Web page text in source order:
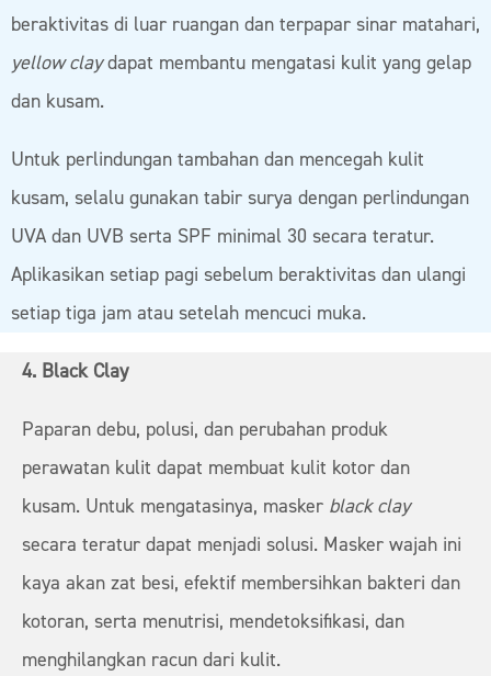
beraktivitas di luar ruangan dan terpapar sinar matahari,
yellow claydapat membantu mengatasi kulit yang gelap
dan kusam.
Untuk perlindungan tambahan dan mencegah kulit
kusam, selalu gunakan tabir surya dengan perlindungan
UVA dan UVB serta SPF minimal 30 secara teratur.
Aplikasikan setiap pagi sebelum beraktivitas dan ulangi
setiap tiga jam atau setelah mencuci muka.
4. Black Clay
Paparan debu, polusi, dan perubahan produk
perawatan kulit dapat membuat kulit kotor dan
kusam. Untuk mengatasinya, masker black clay
secara teratur dapat menjadi solusi. Masker wajah ini
kaya akan zat besi, efektif membersihkan bakteri dan
kotoran, serta menutrisi, mendetoksifikasi, dan
menghilangkan racun dari kulit.